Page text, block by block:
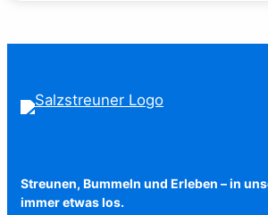
Streunen, Bummeln und Erleben – in
immer etwas los.